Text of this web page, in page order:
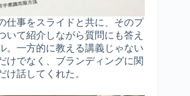
仕事をスライドと共に、そのプ
いて紹介しながら質問にも答え
。一方的に教える講義じゃない
けでなく、ブランディングに関
け話してくれた。